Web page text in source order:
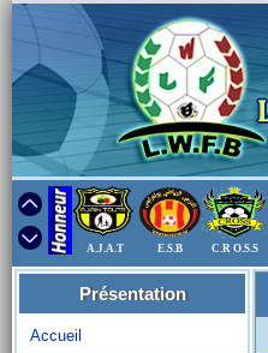
A.J.A.T E.S.B C.R O.S.S
Présentation
Accueil